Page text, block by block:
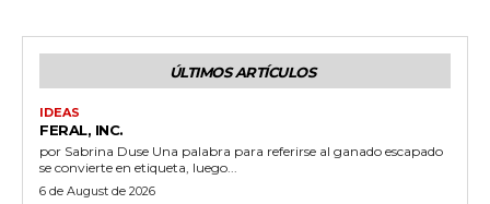
ÚLTIMOS ARTÍCULOS
IDEAS
FERAL, INC.
por Sabrina Duse Una palabra para referirse al ganado escapado
se convierte en etiqueta, luego...
6 de August de 2026